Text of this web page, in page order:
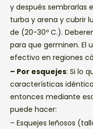
y después sembrarlas
turba y arena y cubrir
de (20-30º C.).
para que germinen. El
efectivo en regiones
– Por esquejes: Si lo
características
entonces mediante
puede hacer:
– Esquejes leñosos